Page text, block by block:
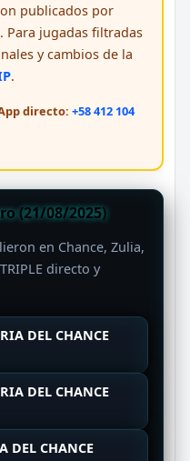
publicados por
. Para jugadas filtradas
y cambios de la
.
directo: +58 412 104
(21/08/2025)
en Chance, Zulia,
directo y
DEL CHANCE
DEL CHANCE
DEL CHANCE